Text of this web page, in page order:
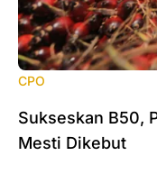
CPO
Sukseskan B50,
Mesti Dikebut